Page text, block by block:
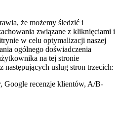
że możemy śledzić i
związane z kliknięciami i
w celu optymalizacji naszej
ogólnego doświadczenia
na tej stronie
usług stron trzecich:
Google recenzje klientów, A/B-